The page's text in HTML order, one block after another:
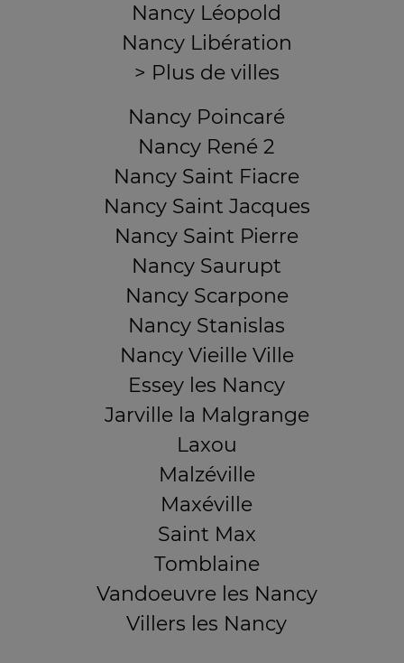
Nancy Léopold
Nancy Libération
> Plus de villes
Nancy Poincaré
Nancy René 2
Nancy Saint Fiacre
Nancy Saint Jacques
Nancy Saint Pierre
Nancy Saurupt
Nancy Scarpone
Nancy Stanislas
Nancy Vieille Ville
Essey les Nancy
Jarville la Malgrange
Laxou
Malzéville
Maxéville
Saint Max
Tomblaine
Vandoeuvre les Nancy
Villers les Nancy